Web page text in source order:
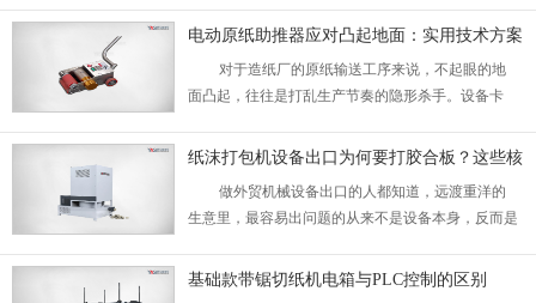
毛糙就是尺寸偏差，甚至还会引发卡料、锯条断裂的
数多处同步修改，今天就给大家梳理清楚需要动的核
心部分。...
电动原纸助推器应对凸起地面：实用技术方案
全解析对于造纸厂的原纸输送工序来说，不起眼的地
面凸起，往往是打乱生产节奏的隐形杀手。设备卡
效率，还可能造成原纸材料浪费，拉高工厂的运维成
已经成为不少工厂运维团队关心的实际问题。...
纸沫打包机设备出口为何要打胶合板？这些核
心原因不可忽视
做外贸机械设备出口的人都知道，远渡重洋的
生意里，最容易出问题的从来不是设备本身，反而是
不轻的工业设备，一趟跨境运输下来要转好几次车、
基础款带锯切纸机电箱与PLC控制的区别